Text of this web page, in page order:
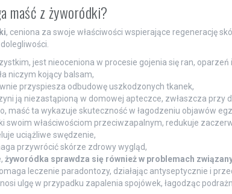
maść z żyworódki?
, ceniona za swoje właściwości wspierające regenerację
jest nieoceniona w procesie gojenia się ran, oparzeń
niczym kojący balsam,
przyspiesza odbudowę uszkodzonych tkanek,
ją niezastąpioną w domowej apteczce, zwłaszcza przy
maść ta wykazuje skuteczność w łagodzeniu objawów
swoim właściwościom przeciwzapalnym, redukuje
uciążliwe swędzenie,
przywrócić skórze zdrowy wygląd,
żyworódka sprawdza się również w problemach
leczenie paradontozy, działając antyseptycznie i
ulgę w przypadku zapalenia spojówek, łagodząc